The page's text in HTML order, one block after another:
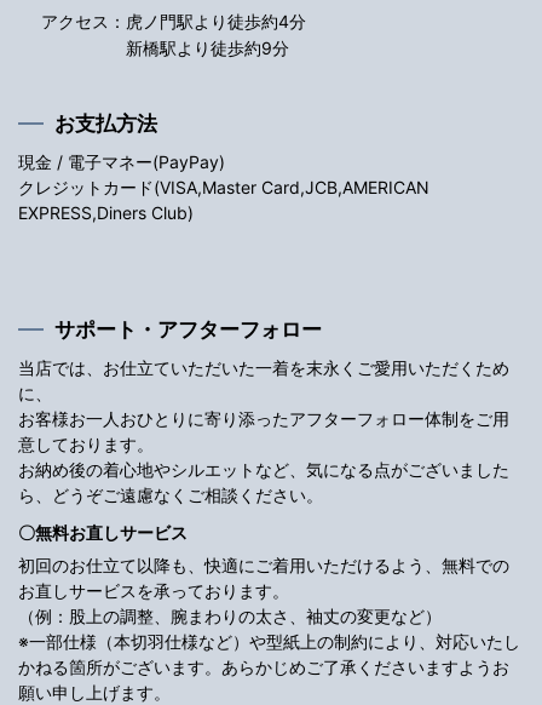
アクセス： 虎ノ門駅より徒歩約4分
新橋駅より徒歩約9分
お支払方法
現金 / 電子マネー(PayPay)
クレジットカード(VISA,Master Card,JCB,AMERICAN
EXPRESS,Diners Club)
サポート・アフターフォロー
当店では、お仕立ていただいた一着を末永くご愛用いただくため
に、
お客様お一人おひとりに寄り添ったアフターフォロー体制をご用
意しております。
お納め後の着心地やシルエットなど、気になる点がございました
ら、どうぞご遠慮なくご相談ください。
〇無料お直しサービス
初回のお仕立て以降も、快適にご着用いただけるよう、無料での
お直しサービスを承っております。
（例：股上の調整、腕まわりの太さ、袖丈の変更など）
※一部仕様（本切羽仕様など）や型紙上の制約により、対応いたし
かねる箇所がございます。あらかじめご了承くださいますようお
願い申し上げます。